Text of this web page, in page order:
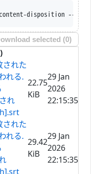
--content-
selected (0)
された
れる.
れ
22.75
KiB
29 Jan
2026
22:15:35
された
れる.
29.42
KiB
29 Jan
2026
22:15:35